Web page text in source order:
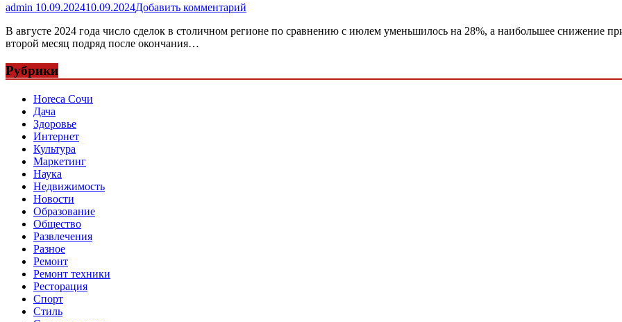
admin 10.09.202410.09.2024Добавить комментарий
В августе 2024 года число сделок в столичном регионе по сравнению с июлем уменьшилось на 28%, а наибольшее снижение
второй месяц подряд после окончания…
Рубрики
Horeca Сочи
Дача
Здоровье
Интернет
Культура
Маркетинг
Наука
Недвижимость
Новости
Образование
Общество
Развлечения
Разное
Ремонт
Ремонт техники
Ресторация
Спорт
Стиль